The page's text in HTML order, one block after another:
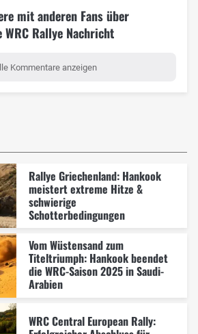
mit anderen Fans über
WRC Rallye Nachricht
Kommentare anzeigen
Rallye Griechenland: Hankook
meistert extreme Hitze &
schwierige
Schotterbedingungen
Vom Wüstensand zum
Titeltriumph: Hankook beendet
die WRC-Saison 2025 in Saudi-
Arabien
WRC Central European Rally: